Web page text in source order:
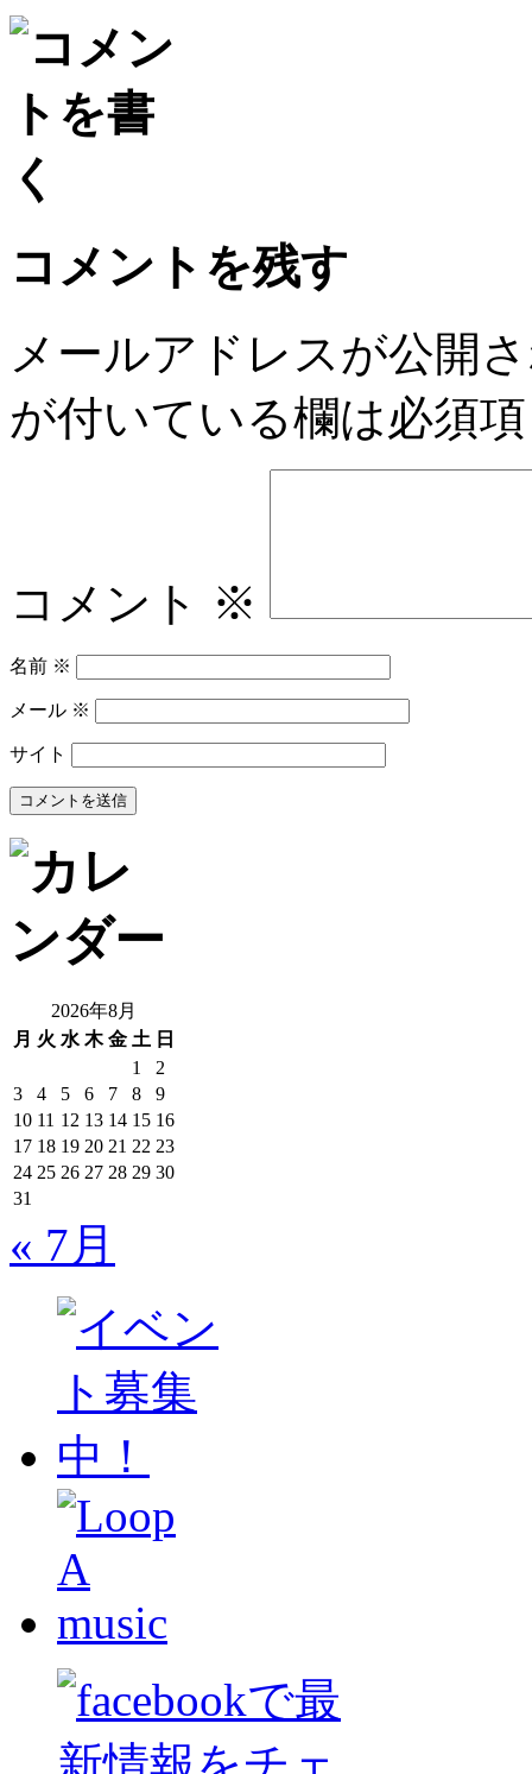
Email
コメントを残す
メールアドレスが公開
が付いている欄は必須
コメント ※
名前 ※
メール ※
サイト
2026年8月
月 火 水 木 金 土 日
1
2
3
4 5 6 7 8
9
10 11 12 13 14 15 16
17 18 19 20 21 22 23
24 25 26 27 28 29 30
31
« 7月